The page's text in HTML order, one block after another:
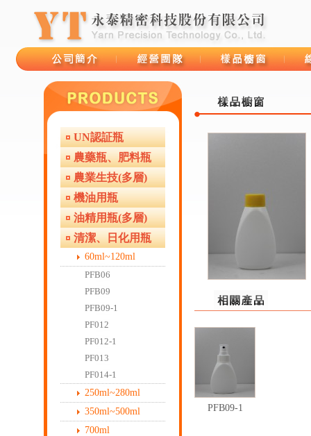
經營團隊
UN認証瓶
農藥瓶、肥料瓶
農業生技(多層)
機油用瓶
油精用瓶(多層)
清潔、日化用瓶
60ml~120ml
PFB06
PFB09
PFB09-1
PF012
PF012-1
PF013
PF014-1
250ml~280ml
350ml~500ml
700ml
PFB09-1